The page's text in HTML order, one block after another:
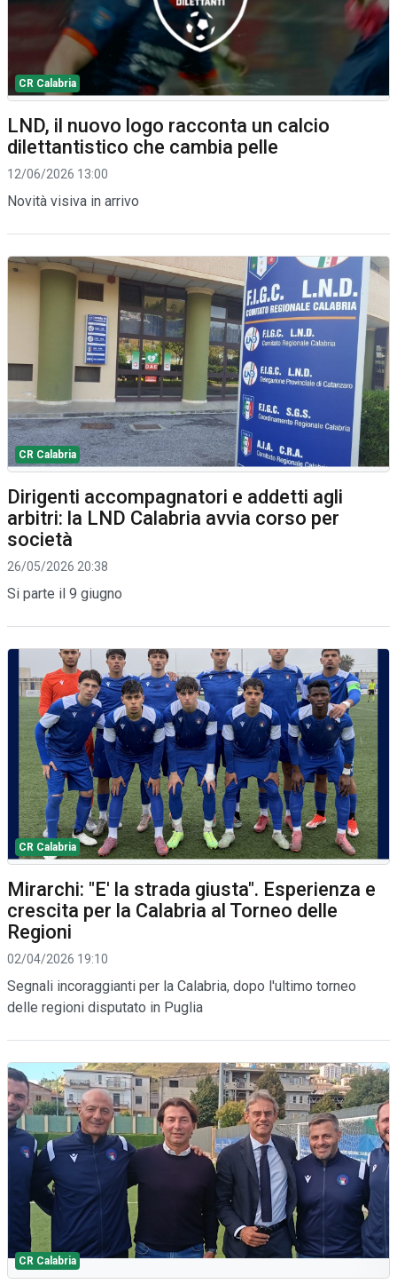
CR Calabria
LND, il nuovo logo racconta un calcio
dilettantistico che cambia pelle
12/06/2026 13:00
Novità visiva in arrivo
CR Calabria
Dirigenti accompagnatori e addetti agli
arbitri: la LND Calabria avvia corso per
società
26/05/2026 20:38
Si parte il 9 giugno
CR Calabria
Mirarchi: "E' la strada giusta". Esperienza e
crescita per la Calabria al Torneo delle
Regioni
02/04/2026 19:10
Segnali incoraggianti per la Calabria, dopo l'ultimo torneo
delle regioni disputato in Puglia
CR Calabria